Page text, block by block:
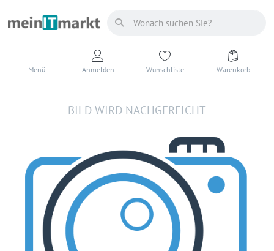
Menü Anmelden Wunschliste Warenkorb